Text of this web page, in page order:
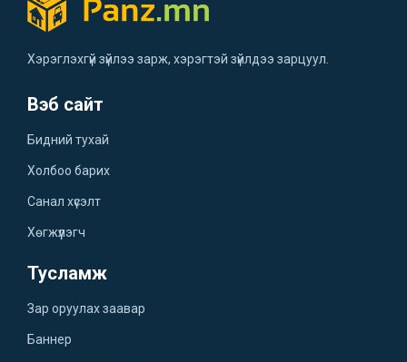
Хэрэглэхгүй зүйлээ зарж, хэрэгтэй зүйлдээ зарцуул.
Вэб сайт
Бидний тухай
Холбоо барих
Санал хүсэлт
Хөгжүүлэгч
Тусламж
Зар оруулах заавар
Баннер